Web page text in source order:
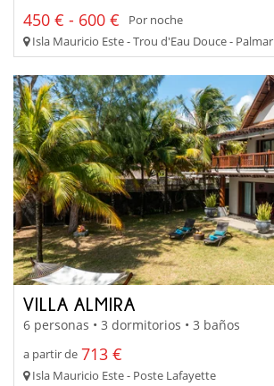
450 € - 600 €
Por noche
Isla Mauricio Este - Trou d'Eau Douce - Palmar
VILLA ALMIRA
6 personas • 3 dormitorios • 3 baños
a partir de 713 €
Isla Mauricio Este - Poste Lafayette